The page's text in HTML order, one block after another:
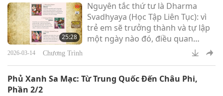
25:28
Nguyên tắc thứ tư là Dharma
Svadhyaya (Học Tập Liên Tục): vì
trẻ em sẽ trưởng thành và tự lập
một ngày nào đó, điều quan
trọng là phải vun đắp cho các em
tự giác.
2026-03-14 Chương Trình
Phủ Xanh Sa Mạc: Từ Trung Quốc Đến Châu Phi,
Phần 2/2